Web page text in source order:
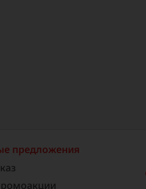
предложения